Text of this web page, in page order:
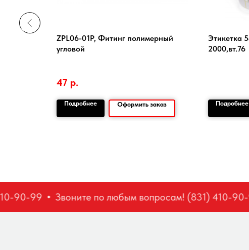
ZPL06-01P, Фитинг полимерный
угловой
47 р.
Подробнее Оформить заказ
Этикетка
2000,вт.76
Подробнее
90-99 Звоните по любым вопросам! (831) 410-90-